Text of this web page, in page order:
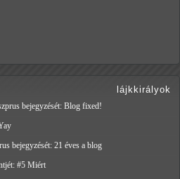
lájkkirályok
bejegyzését: Blog fixed!
bejegyzését: 21 éves a blog
#5 Miért